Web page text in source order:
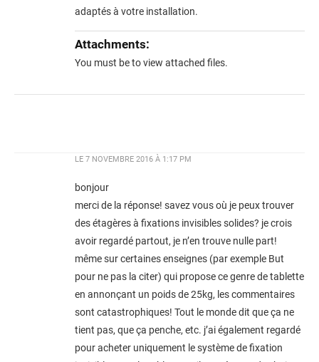
adaptés à votre installation.
Attachments:
You must beto view attached files.
LE 7 NOVEMBRE 2016 À 1:17 PM
bonjour
merci de la réponse! savez vous où je peux trouver
des étagères à fixations invisibles solides? je crois
avoir regardé partout, je n’en trouve nulle part!
même sur certaines enseignes (par exemple But
pour ne pas la citer) qui propose ce genre de tablette
en annonçant un poids de 25kg, les commentaires
sont catastrophiques! Tout le monde dit que ça ne
tient pas, que ça penche, etc. j’ai également regardé
pour acheter uniquement le système de fixation